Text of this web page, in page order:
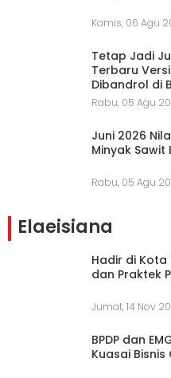
Kamis, 06 Agu
Tetap Jadi
Terbaru
Dibandrol di
Rabu, 05 Agu
Juni 2026
Minyak
Rabu, 05 Agu
Elaeisiana
Hadir di Kota
dan Praktek
Jumat, 14 Nov
BPDP dan
Kuasai